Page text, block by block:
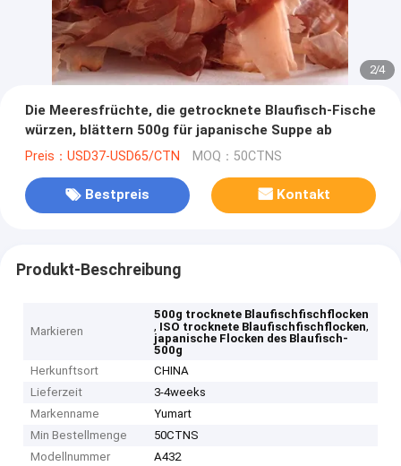
2/4
Die Meeresfrüchte, die getrocknete Blaufisch-Fische
würzen, blättern 500g für japanische Suppe ab
Preis：USD37-USD65/CTN MOQ：50CTNS
Bestpreis Kontakt
Produkt-Beschreibung
Markieren
500g trocknete Blaufischfischflocken
, ISO trocknete Blaufischfischflocken,
japanische Flocken des Blaufisch-
500g
Herkunftsort
CHINA
Lieferzeit
3-4weeks
Markenname
Yumart
Min Bestellmenge
50CTNS
Modellnummer
A432